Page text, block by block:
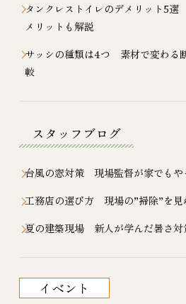
タンクレストイレのデメリット5
メリットも解説
サッシの種類は4つ 素材で変わる
較
スタッフブログ
台風の窓対策 現場監督が家でもや
工務店の選び方 現場の”掃除”を見
夏の建築現場 新人が学んだ暑さ対
イベント